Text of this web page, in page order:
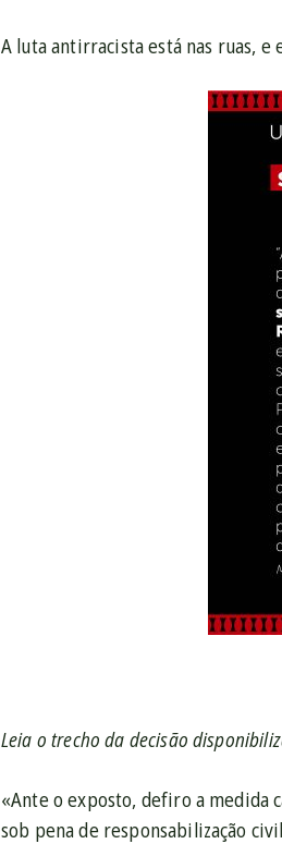
A luta antirracista está nas ruas, e
Leia o trecho da decisão
«Ante o exposto, defiro a medida
sob pena de responsabilização